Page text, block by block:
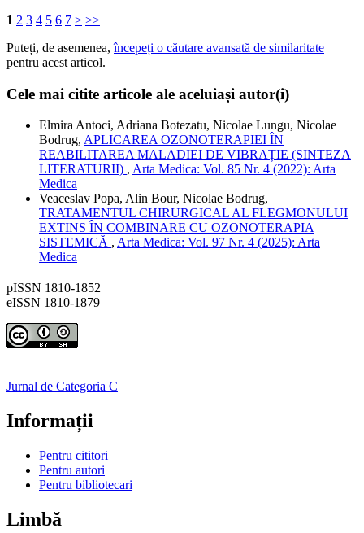
1 2 3 4 5 6 7 > >>
Puteți, de asemenea,începeți o căutare avansată de similaritate
pentru acest articol.
Cele mai citite articole ale aceluiași autor(i)
Elmira Antoci, Adriana Botezatu, Nicolae Lungu, Nicolae
Bodrug, APLICAREA OZONOTERAPIEI ÎN
REABILITAREA MALADIEI DE VIBRAȚIE (SINTEZA
LITERATURII) , Arta Medica: Vol. 85 Nr. 4 (2022): Arta
Medica
Veaceslav Popa, Alin Bour, Nicolae Bodrug,
TRATAMENTUL CHIRURGICAL AL FLEGMONULUI
EXTINS ÎN COMBINARE CU OZONOTERAPIA
SISTEMICĂ , Arta Medica: Vol. 97 Nr. 4 (2025): Arta
Medica
pISSN 1810-1852
eISSN 1810-1879
Jurnal de Categoria C
Informații
Pentru cititori
Pentru autori
Pentru bibliotecari
Limbă